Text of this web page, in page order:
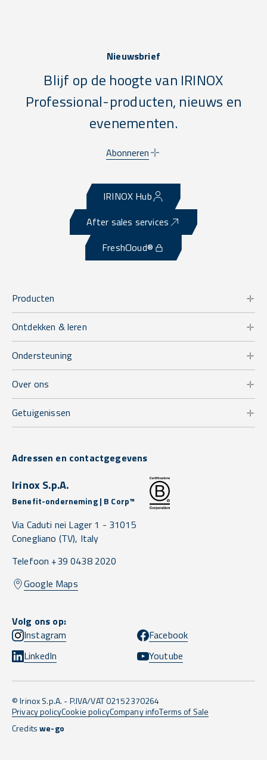
Nieuwsbrief
Blijf op de hoogte van IRINOX
Professional-producten, nieuws en
evenementen.
Abonneren
IRINOX Hub
After sales services
FreshCloud®
Producten
Ontdekken & leren
Ondersteuning
Over ons
Getuigenissen
Adressen en contactgegevens
Irinox S.p.A.
Benefit-onderneming | B Corp™
Via Caduti nei Lager 1 - 31015
Conegliano (TV), Italy
Telefoon +39 0438 2020
Google Maps
Volg ons op:
Instagram
Facebook
LinkedIn
Youtube
© Irinox S.p.A. - P.IVA/VAT 02152370264
Privacy policyCookie policyCompany infoTerms of Sale
Creditswe-go